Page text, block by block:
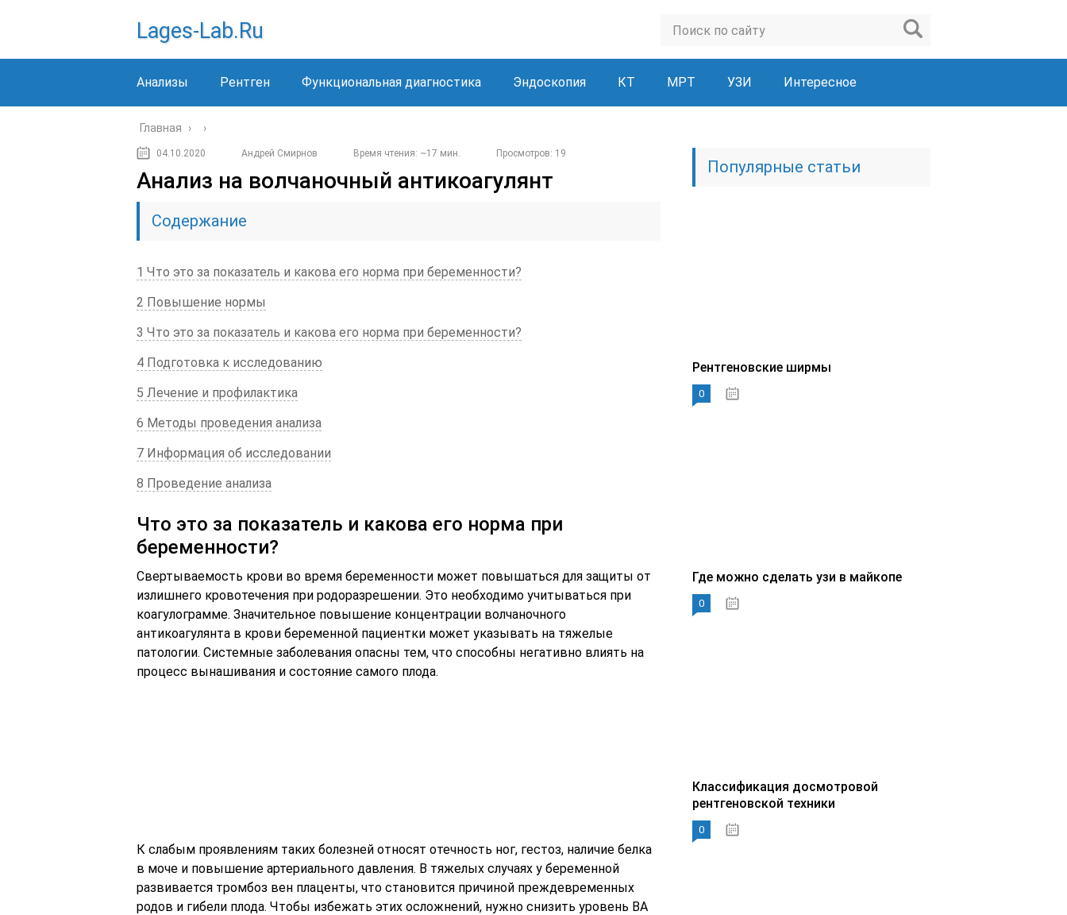
Lages-Lab.ru
Анализы Рентген Функциональная диагностика Эндоскопия КТ МРТ УЗИ Интересное
Главная › ›
04.10.2020 Андрей Смирнов Время чтения: ~17 мин. Просмотров: 19
Анализ на волчаночный антикоагулянт
Содержание
1 Что это за показатель и какова его норма при беременности?
2 Повышение нормы
3 Что это за показатель и какова его норма при беременности?
4 Подготовка к исследованию
5 Лечение и профилактика
6 Методы проведения анализа
7 Информация об исследовании
8 Проведение анализа
Что это за показатель и какова его норма при
беременности?
Свертываемость крови во время беременности может повышаться для защиты от
излишнего кровотечения при родоразрешении. Это необходимо учитываться при
коагулограмме. Значительное повышение концентрации волчаночного
антикоагулянта в крови беременной пациентки может указывать на тяжелые
патологии. Системные заболевания опасны тем, что способны негативно влиять на
процесс вынашивания и состояние самого плода.
К слабым проявлениям таких болезней относят отечность ног, гестоз, наличие белка
в моче и повышение артериального давления. В тяжелых случаях у беременной
развивается тромбоз вен плаценты, что становится причиной преждевременных
родов и гибели плода. Чтобы избежать этих осложнений, нужно снизить уровень ВА
Популярные статьи
Рентгеновские ширмы
0
Где можно сделать узи в майкопе
0
Классификация досмотровой
рентгеновской техники
0